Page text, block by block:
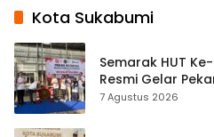
Kota Sukabumi
Semarak HUT
Resmi Gelar
Tradisional
7 Agustus 2026